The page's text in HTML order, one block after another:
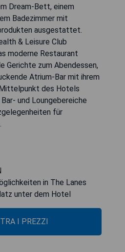
Dream-Bett, einem
Badezimmer mit
ausgestattet.
& Leisure Club
moderne Restaurant
Gerichte zum Abendessen,
Atrium-Bar mit ihrem
des Hotels
und Loungebereiche
für
in The Lanes
unter dem Hotel
I PREZZI